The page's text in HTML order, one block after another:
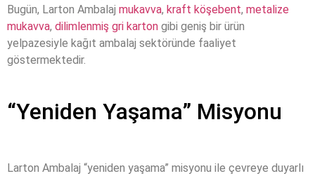
Bugün, Larton Ambalaj mukavva, kraft köşebent, metalize
mukavva, dilimlenmiş gri karton gibi geniş bir ürün
yelpazesiyle kağıt ambalaj sektöründe faaliyet
göstermektedir.
“Yeniden Yaşama” Misyonu
Larton Ambalaj “yeniden yaşama” misyonu ile çevreye duyarlı